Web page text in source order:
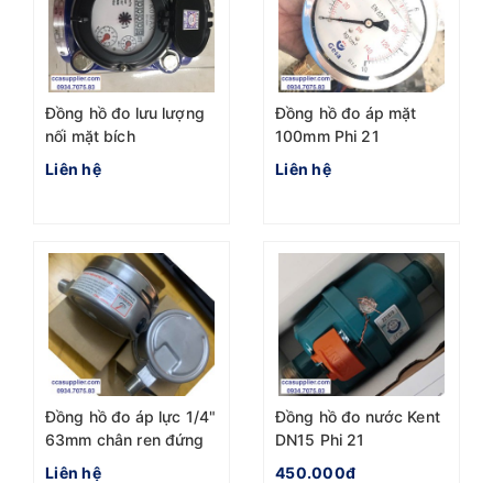
Đồng hồ đo lưu lượng
nối mặt bích
Liên hệ
Đồng hồ đo áp mặt
100mm Phi 21
Liên hệ
Đồng hồ đo áp lực 1/4"
63mm chân ren đứng
Liên hệ
Đồng hồ đo nước Kent
DN15 Phi 21
450.000đ